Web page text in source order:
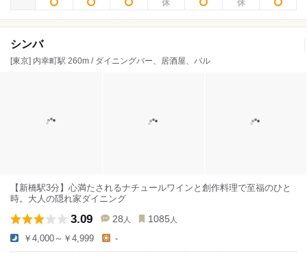
シンバ
[東京] 内幸町駅 260m / ダイニングバー、居酒屋、バル
【新橋駅3分】心満たされるナチュールワインと創作料理で至福のひと
時。大人の隠れ家ダイニング
3.09 28 人 1085 人
￥4,000～￥4,999 -